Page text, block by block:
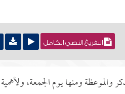
التفريغ النصي الكامل
والموعظة ومنها يوم الجمعة،